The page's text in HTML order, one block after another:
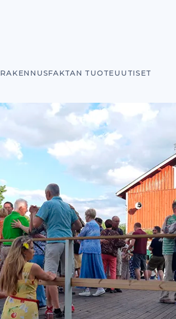
RAKENNUSFAKTAN TUOTEUUTISET